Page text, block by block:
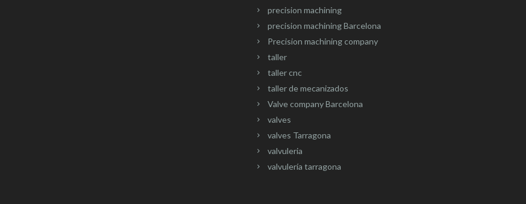
precision machining
precision machining Barcelona
Precision machining company
taller
taller cnc
taller de mecanizados
Valve company Barcelona
valves
valves Tarragona
valvuleria
valvulería tarragona